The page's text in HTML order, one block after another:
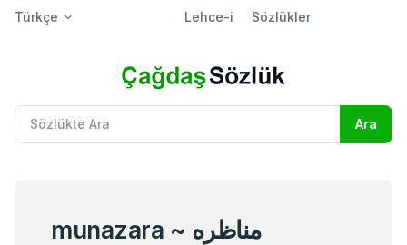
Türkçe Lehce-i Sözlükler
munazara ~ مناظره